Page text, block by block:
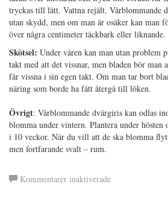
tryckas till lätt. Vattna rejält. Vårblommande
utan skydd, men om man är osäker kan man
över några centimeter täckbark eller liknande.
Skötsel: Under våren kan man utan problem
takt med att det vissnar, men bladen bör man
får vissna i sin egen takt. Om man tar bort
näring som borde ha fått återgå till löken.
Övrigt: Vårblommande dvärgiris kan odlas
blomma under vintern. Plantera under hösten
i 10 veckor. När du vill att de ska blomma
men fortfarande svalt – rum.
Kommentarer inaktiveradeför